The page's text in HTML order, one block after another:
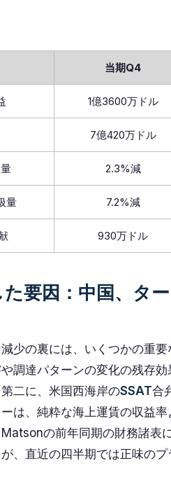
当期Q4
1億3600万ドル
7億420万ドル
2.3%減
量 7.2%減
930万ドル
要因：中国、タ
少の裏には、いくつかの重
調達パターンの変化の残存
二に、米国西海岸のSSAT合
は、純粋な海上運賃の収益
の前年同期の財務諸表
、直近の四半期では正味のプ